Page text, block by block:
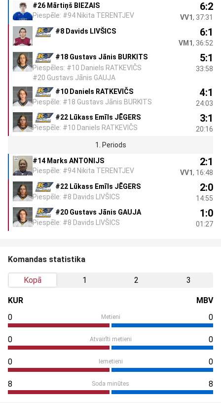
#26 Mārtiņš BIEZAIS
Piespēle: #94 Nikita TERENTJEV
6:2
VV1, 37:31
#8 Davids LIVŠICS
6:1
VM1, 36:52
#18 Gustavs Jānis BURKITS
Piespēles: #10 Daniels RATKEVIČS
#20 Gustavs Jānis GAUJA
5:1
33:58
#10 Daniels RATKEVIČS
Piespēle: #18 Gustavs Jānis BURKITS
4:1
24:03
#22 Lūkass Emīls JĒGERS
Piespēle: #10 Daniels RATKEVIČS
3:1
20:16
1. Periods
#14 Marks ANTONIJS
Piespēle: #94 Nikita TERENTJEV
2:1
VV1, 16:48
#22 Lūkass Emīls JĒGERS
Piespēle: #8 Davids LIVŠICS
2:0
14:55
#20 Gustavs Jānis GAUJA
Piespēle: #8 Davids LIVŠICS
1:0
01:27
Komandas statistika
Kopā 1 2 3
KUR
MBV
0
Metieni 0
0 Atvairīti metieni 0
0 Iemetieni 0
8 Soda minūtes 8